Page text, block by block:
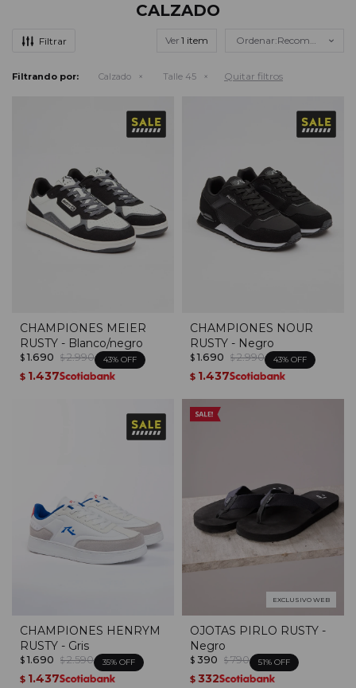
CALZADO
Ver Recomendados
Filtrando por: Calzado Talle 45 Quitar filtros
CHAMPIONES MEIER
RUSTY - Blanco/negro
$ 1.690 $ 2.990 43
$ 1.437
CHAMPIONES NOUR
RUSTY - Negro
$ 1.690 $ 2.990 43
$ 1.437
CHAMPIONES HENRYM
RUSTY - Gris
$ 1.690 $ 2.590 35
$ 1.437
EXCLUSIVO WEB
OJOTAS PIRLO RUSTY -
Negro
$ 390 $ 790 51
$ 332